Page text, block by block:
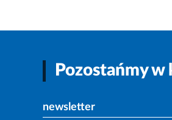
Pozostańmy
newsletter